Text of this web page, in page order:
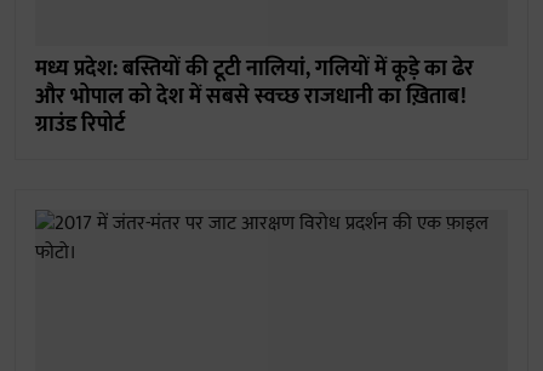
मध्य प्रदेश: बस्तियों की टूटी नालियां, गलियों में कूड़े का ढेर
और भोपाल को देश में सबसे स्वच्छ राजधानी का ख़िताब!
ग्राउंड रिपोर्ट